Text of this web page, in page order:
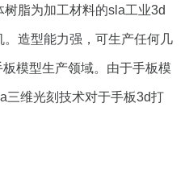
脂为加工材料的sla工业3d
造型能力强，可生产任何几
模型生产领域。由于手板模
三维光刻技术对于手板3d打